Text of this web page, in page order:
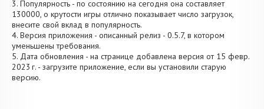
3. Популярность - по состоянию на сегодня она составляет
130000, о крутости игры отлично показывает число загрузок,
внесите свой вклад в популярность.
4. Версия приложения - описанный релиз - 0.5.7, в котором
уменьшены требования.
5. Дата обновления - на странице добавлена версия от 15 февр.
2023 г. - загрузите приложение, если вы установили старую
версию.